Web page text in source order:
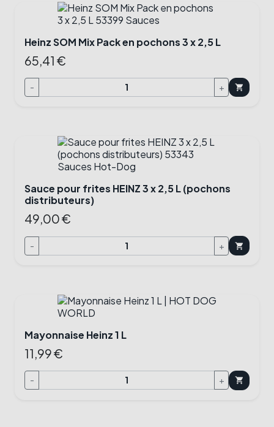
Heinz SOM Mix Pack en pochons 3 x 2,5 L
65,41 €
- + shopping_cart
Sauce pour frites HEINZ 3 x 2,5 L (pochons
distributeurs)
49,00 €
- + shopping_cart
Mayonnaise Heinz 1 L
11,99 €
- + shopping_cart